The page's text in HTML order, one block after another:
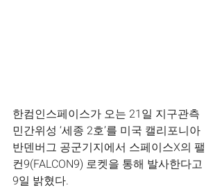
한컴인스페이스가 오는 21일 지구관측
민간위성 ‘세종 2호’를 미국 캘리포니아
반덴버그 공군기지에서 스페이스X의 팰
컨9(FALCON9) 로켓을 통해 발사한다고
9일 밝혔다.